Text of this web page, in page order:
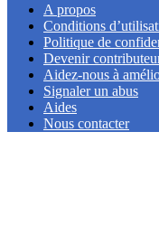
A propos
Conditions
Politique de
Devenir
Aidez-nous à
Signaler un abus
Aides
Nous contacter